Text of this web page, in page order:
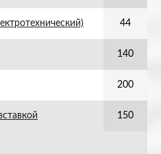
44
140
200
150